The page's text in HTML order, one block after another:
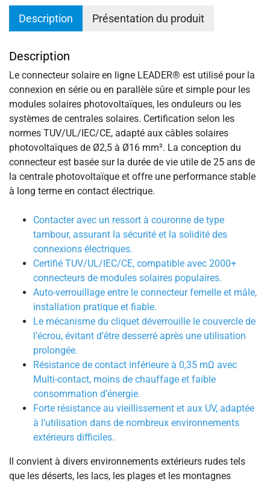
Description Présentation du produit
Description
Le connecteur solaire en ligne LEADER® est utilisé pour la
connexion en série ou en parallèle sûre et simple pour les
modules solaires photovoltaïques, les onduleurs ou les
systèmes de centrales solaires. Certification selon les
normes TUV/UL/IEC/CE, adapté aux câbles solaires
photovoltaïques de Ø2,5 à Ø16 mm². La conception du
connecteur est basée sur la durée de vie utile de 25 ans de
la centrale photovoltaïque et offre une performance stable
à long terme en contact électrique.
Contacter avec un ressort à couronne de type
tambour, assurant la sécurité et la solidité des
connexions électriques.
Certifié TUV/UL/IEC/CE, compatible avec 2000+
connecteurs de modules solaires populaires.
Auto-verrouillage entre le connecteur femelle et mâle,
installation pratique et fiable.
Le mécanisme du cliquet déverrouille le couvercle de
l’écrou, évitant d’être desserré après une utilisation
prolongée.
Résistance de contact inférieure à 0,35 mΩ avec
Multi-contact, moins de chauffage et faible
consommation d’énergie.
Forte résistance au vieillissement et aux UV, adaptée
à l’utilisation dans de nombreux environnements
extérieurs difficiles.
Il convient à divers environnements extérieurs rudes tels
que les déserts, les lacs, les plages et les montagnes